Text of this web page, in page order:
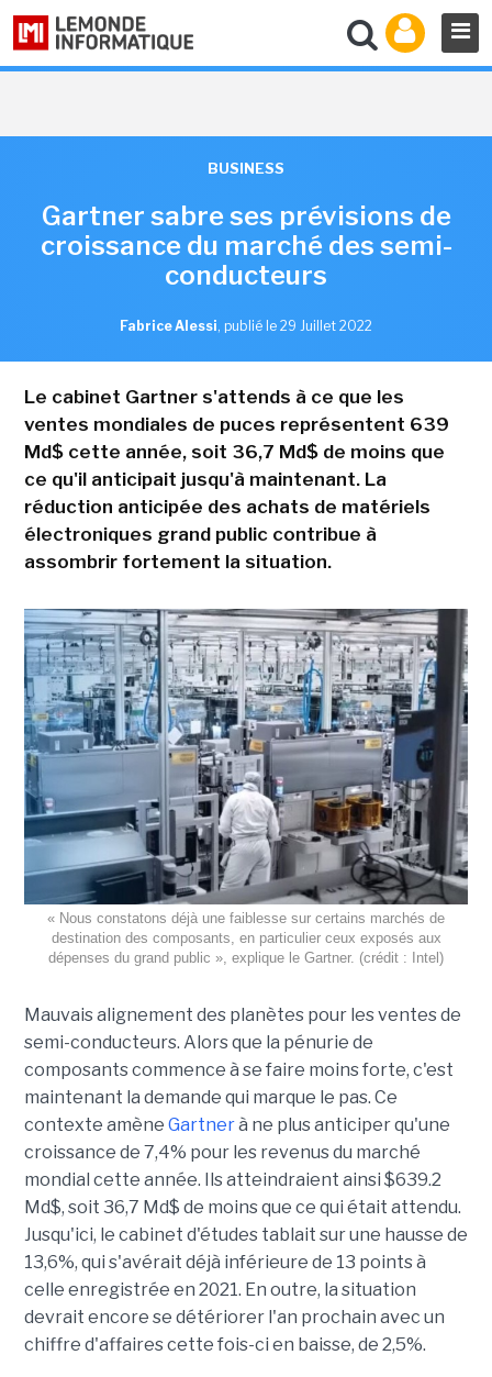
BUSINESS
Gartner sabre ses prévisions de
croissance du marché des semi-
conducteurs
Fabrice Alessi, publié le 29 Juillet 2022
Le cabinet Gartner s'attends à ce que les
ventes mondiales de puces représentent 639
Md$ cette année, soit 36,7 Md$ de moins que
ce qu'il anticipait jusqu'à maintenant. La
réduction anticipée des achats de matériels
électroniques grand public contribue à
assombrir fortement la situation.
« Nous constatons déjà une faiblesse sur certains marchés de
destination des composants, en particulier ceux exposés aux
dépenses du grand public », explique le Gartner. (crédit : Intel)
Mauvais alignement des planètes pour les ventes de
semi-conducteurs. Alors que la pénurie de
composants commence à se faire moins forte, c'est
maintenant la demande qui marque le pas. Ce
contexte amène Gartnerà ne plus anticiper qu'une
croissance de 7,4% pour les revenus du marché
mondial cette année. Ils atteindraient ainsi $639.2
Md$, soit 36,7 Md$ de moins que ce qui était attendu.
Jusqu'ici, le cabinet d'études tablait sur une hausse de
13,6%, qui s'avérait déjà inférieure de 13 points à
celle enregistrée en 2021. En outre, la situation
devrait encore se détériorer l'an prochain avec un
chiffre d'affaires cette fois-ci en baisse, de 2,5%.